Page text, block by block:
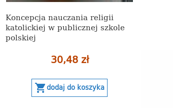
Koncepcja nauczania religii
katolickiej w publicznej szkole
polskiej
30,48 zł
shopping_cartdodaj do koszyka